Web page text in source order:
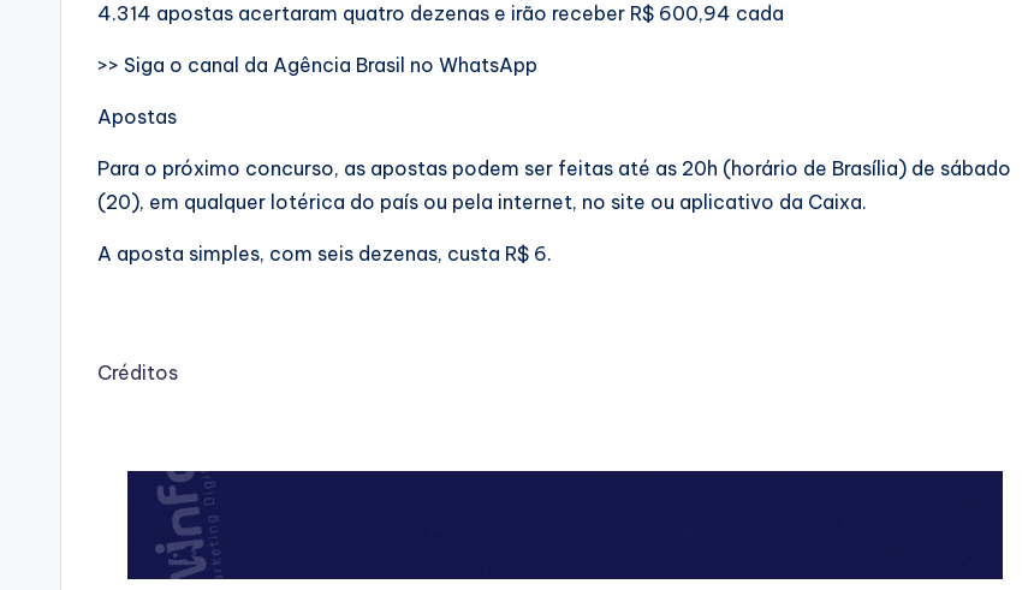
4.314 apostas acertaram quatro dezenas e irão receber R$ 600,94 cada
>> Siga o canal da Agência Brasil no WhatsApp
Apostas
Para o próximo concurso, as apostas podem ser feitas até as 20h (horário de Brasília) de sábado
(20), em qualquer lotérica do país ou pela internet, no site ou aplicativo da Caixa.
A aposta simples, com seis dezenas, custa R$ 6.
Créditos